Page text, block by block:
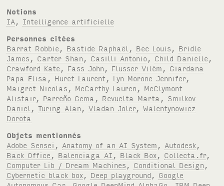
Notions
IA, Intelligence artificielle
Personnes citées
Barrat Robbie , Bastide Raphaël , Bec Louis , Bridle
James , Carter Shan , Casilli Antonio , Child Danielle ,
Crawford Kate , Fass John , Flusser Vilém , Giardana
Papa Elisa , Huret Laurent , Lyn Morone Jennifer,
Maigret Nicolas , McCarthy Lauren , McClymont
Alistair, Parreño Gema , Revuelta Marta , Smilkov
Daniel ,Turing Alan ,Vladan Joler,Walentynowicz
Dorota
Objets mentionnés
Adobe Sensei , Anatomy of an AI System , Autodesk,
Back Office , Balenciaga AI , Black Box, Collecta.fr,
Computer Lib / Dream Machines , Conditional Design ,
Cybernetic black box, Deep playground , Google